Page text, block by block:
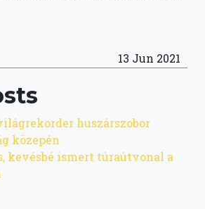
13 Jun 2021
huszárszobor
közepén
kevésbé ismert túraútvonal a